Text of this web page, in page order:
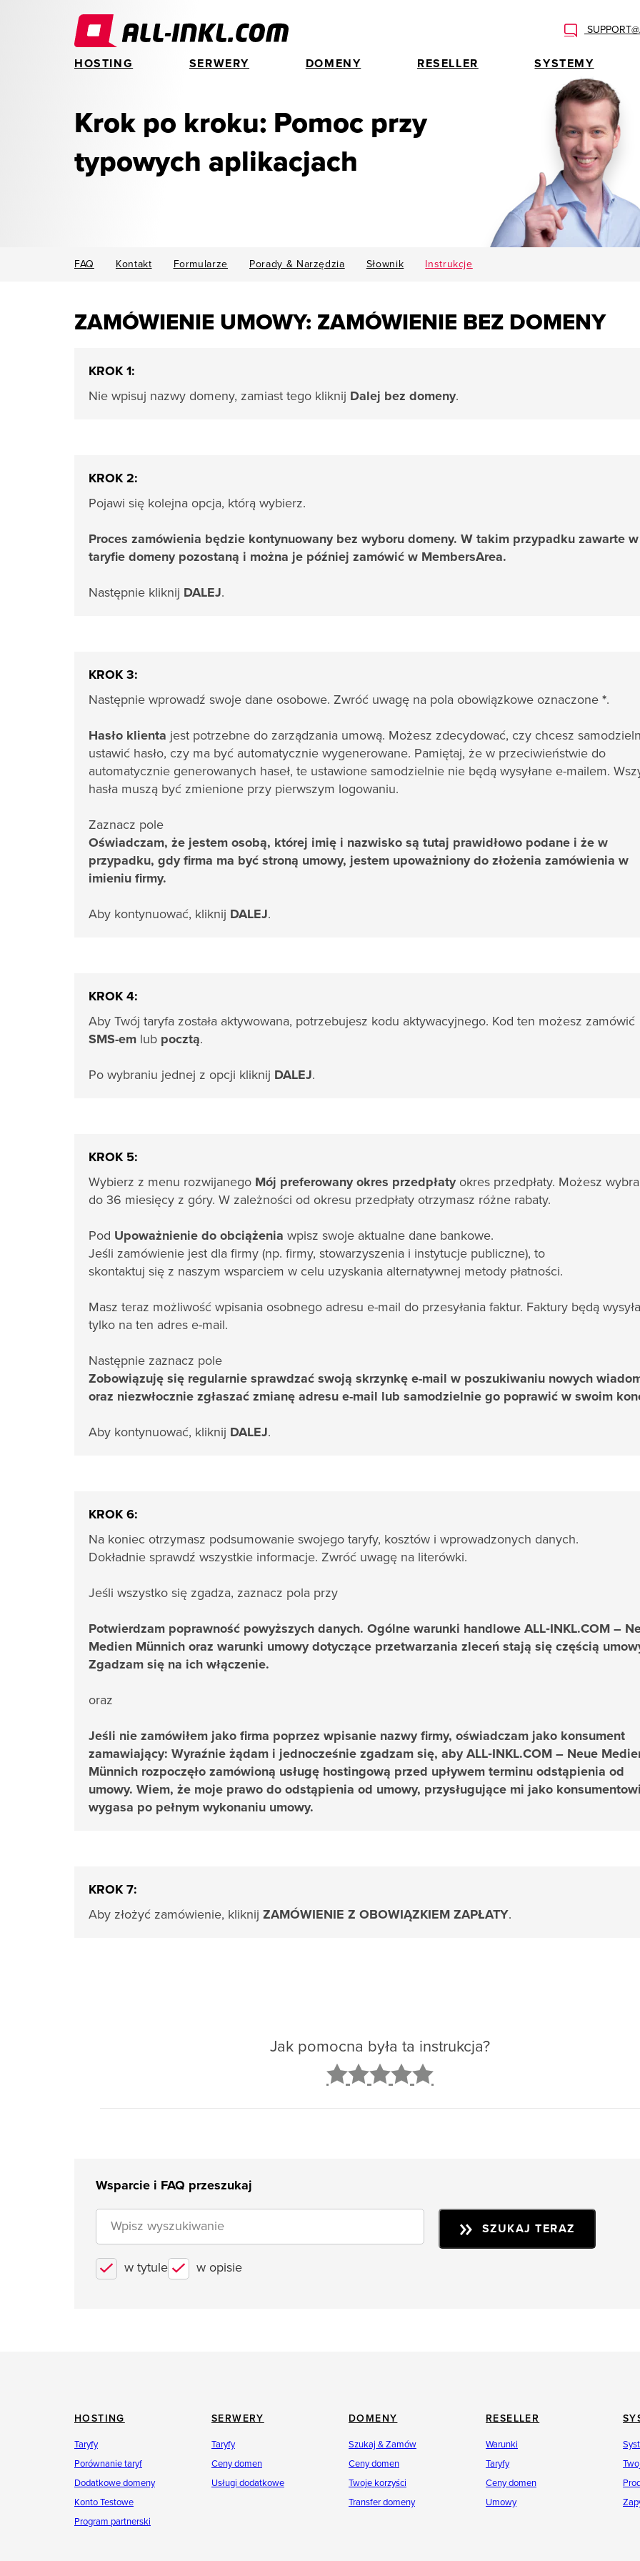
HOSTING SERWERY DOMENY RESELLER SYSTEMY
Krok po kroku: Pomoc przy
typowych aplikacjach
FAQ Kontakt Formularze Porady & Narzędzia Słownik Instrukcje
ZAMÓWIENIE UMOWY: ZAMÓWIENIE BEZ DOMENY
KROK 1:
Nie wpisuj nazwy domeny, zamiast tego kliknij Dalej bez domeny.
KROK 2:
Pojawi się kolejna opcja, którą wybierz.
Proces zamówienia będzie kontynuowany bez wyboru domeny. W takim przypadku zawarte w
taryfie domeny pozostaną i można je później zamówić w MembersArea.
Następnie kliknij DALEJ.
KROK 3:
Następnie wprowadź swoje dane osobowe. Zwróć uwagę na pola obowiązkowe oznaczone *.
Hasło klienta jest potrzebne do zarządzania umową. Możesz zdecydować, czy chcesz
ustawić hasło, czy ma być automatycznie wygenerowane. Pamiętaj, że w przeciwieństwie do
automatycznie generowanych haseł, te ustawione samodzielnie nie będą wysyłane e-mailem.
hasła muszą być zmienione przy pierwszym logowaniu.
Zaznacz pole
Oświadczam, że jestem osobą, której imię i nazwisko są tutaj prawidłowo podane i że w
przypadku, gdy firma ma być stroną umowy, jestem upoważniony do złożenia zamówienia w
imieniu firmy.
Aby kontynuować, kliknij DALEJ.
KROK 4:
Aby Twój taryfa została aktywowana, potrzebujesz kodu aktywacyjnego. Kod ten możesz zamówić
SMS-em lub pocztą.
Po wybraniu jednej z opcji kliknij DALEJ.
KROK 5:
Wybierz z menu rozwijanego Mój preferowany okres przedpłatyokres przedpłaty. Możesz
do 36 miesięcy z góry. W zależności od okresu przedpłaty otrzymasz różne rabaty.
Pod Upoważnienie do obciążenia wpisz swoje aktualne dane bankowe.
Jeśli zamówienie jest dla firmy (np. firmy, stowarzyszenia i instytucje publiczne), to
skontaktuj się z naszym wsparciem w celu uzyskania alternatywnej metody płatności.
Masz teraz możliwość wpisania osobnego adresu e-mail do przesyłania faktur. Faktury będą
tylko na ten adres e-mail.
Następnie zaznacz pole
Zobowiązuję się regularnie sprawdzać swoją skrzynkę e-mail w poszukiwaniu nowych
oraz niezwłocznie zgłaszać zmianę adresu e-mail lub samodzielnie go poprawić w swoim
Aby kontynuować, kliknij DALEJ.
KROK 6:
Na koniec otrzymasz podsumowanie swojego taryfy, kosztów i wprowadzonych danych.
Dokładnie sprawdź wszystkie informacje. Zwróć uwagę na literówki.
Jeśli wszystko się zgadza, zaznacz pola przy
Potwierdzam poprawność powyższych danych. Ogólne warunki handlowe ALL‑INKL.COM –
Medien Münnich oraz warunki umowy dotyczące przetwarzania zleceń stają się częścią
Zgadzam się na ich włączenie.
oraz
Jeśli nie zamówiłem jako firma poprzez wpisanie nazwy firmy, oświadczam jako konsument
zamawiający: Wyraźnie żądam i jednocześnie zgadzam się, aby ALL‑INKL.COM – Neue
Münnich rozpoczęło zamówioną usługę hostingową przed upływem terminu odstąpienia od
umowy. Wiem, że moje prawo do odstąpienia od umowy, przysługujące mi jako
wygasa po pełnym wykonaniu umowy.
KROK 7:
Aby złożyć zamówienie, kliknij ZAMÓWIENIE Z OBOWIĄZKIEM ZAPŁATY.
Jak pomocna była ta instrukcja?
Wsparcie i FAQ przeszukaj
w tytule w opisie
SZUKAJ TERAZ
HOSTING
Taryfy
Porównanie taryf
Dodatkowe domeny
Konto Testowe
Program partnerski
SERWERY
Taryfy
Ceny domen
Usługi dodatkowe
DOMENY
Szukaj & Zamów
Ceny domen
Twoje korzyści
Transfer domeny
RESELLER
Warunki
Taryfy
Ceny domen
Umowy